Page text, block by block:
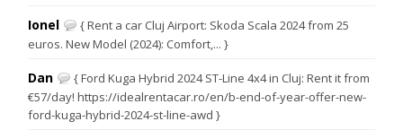
Ionel
{ Rent a car Cluj Airport: Skoda Scala 2024 from 25
euros. New Model (2024): Comfort,... }
Dan
{ Ford Kuga Hybrid 2024 ST-Line 4x4 in Cluj: Rent it from
€57/day! https://idealrentacar.ro/en/b-end-of-year-offer-new-
ford-kuga-hybrid-2024-st-line-awd }